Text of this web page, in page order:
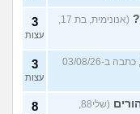
(אנונימית, בת 17,
3
עצות
(שירה, בת 18, כתבה ב-03/08/26
3
עצות
(שלי88,
8